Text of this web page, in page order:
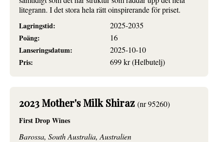
litegrann. I det stora hela rätt oinspirerande för priset.
Lagringstid:
2025-2035
Poäng:
16
Lanseringsdatum:
2025-10-10
Pris:
699 kr (Helbutelj)
2023 Mother's Milk Shiraz (nr 95260)
First Drop Wines
Barossa, South Australia, Australien